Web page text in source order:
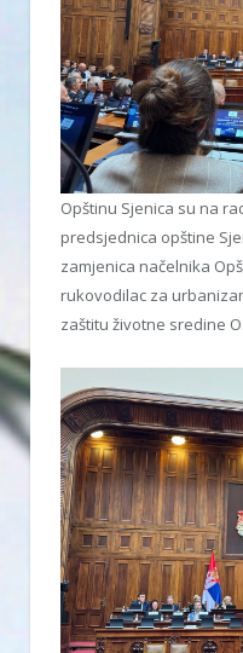
Opštinu Sjenica su na
predsjednica opštine
zamjenica načelnika
rukovodilac za
zaštitu životne sredine